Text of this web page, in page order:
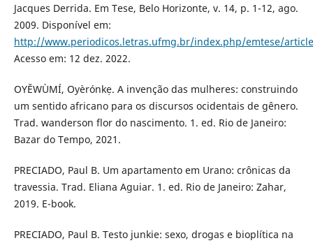
Jacques Derrida. Em Tese, Belo Horizonte, v. 14, p. 1-12, ago.
2009. Disponível em:
http://www.periodicos.letras.ufmg.br/index.php/emtese/
Acesso em: 12 dez. 2022.
OYĚWÙMÍ, Oyèrónkẹ. A invenção das mulheres: construindo
um sentido africano para os discursos ocidentais de gênero.
Trad. wanderson flor do nascimento. 1. ed. Rio de Janeiro:
Bazar do Tempo, 2021.
PRECIADO, Paul B. Um apartamento em Urano: crônicas da
travessia. Trad. Eliana Aguiar. 1. ed. Rio de Janeiro: Zahar,
2019. E-book.
PRECIADO, Paul B. Testo junkie: sexo, drogas e bioplítica na